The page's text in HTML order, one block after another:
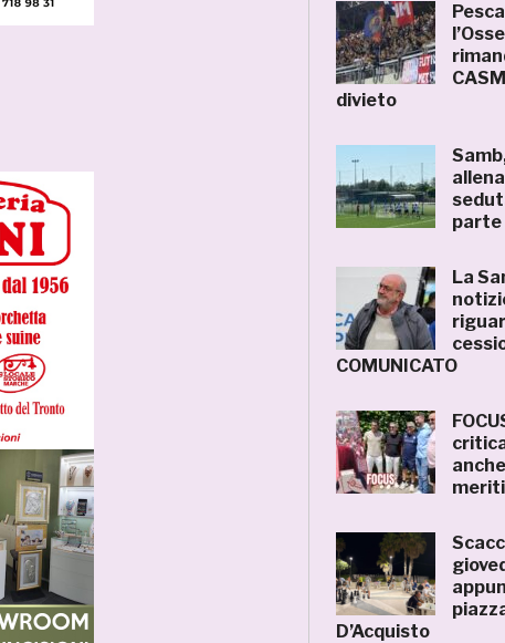
divieto
parte
La
COMUNICATO
meriti
D’Acquisto